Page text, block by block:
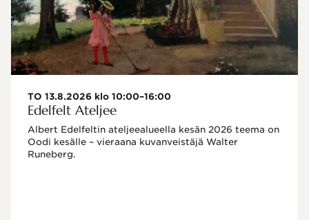
TO 13.8.2026 klo 10:00–16:00
Edelfelt Ateljee
Albert Edelfeltin ateljeealueella kesän 2026 teema on
Oodi kesälle – vieraana kuvanveistäjä Walter